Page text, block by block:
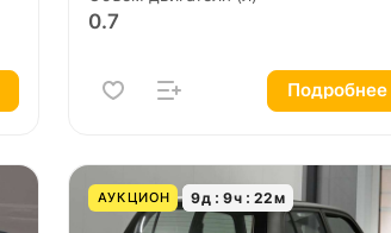
0.7
Подробнее
АУКЦИОН 9д 9ч 22м